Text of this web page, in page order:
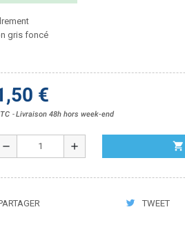
gris foncé
€
Livraison 48h hors week-end
remove add shopping_cart
TWEET